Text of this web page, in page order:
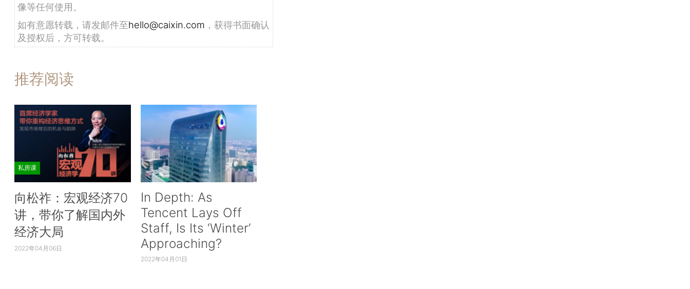
像等任何使用。
如有意愿转载，请发邮件至hello@caixin.com ，获得书面确认
及授权后，方可转载。
推荐阅读
私房课
向松祚：宏观经济70
讲，带你了解国内外
经济大局
2022年04月06日
In Depth: As
Tencent Lays Off
Staff, Is Its ‘Winter’
Approaching?
2022年04月01日